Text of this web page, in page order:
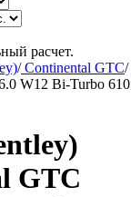
расчет.
/Continental GTC/
W12 Bi-Turbo 610
GTC